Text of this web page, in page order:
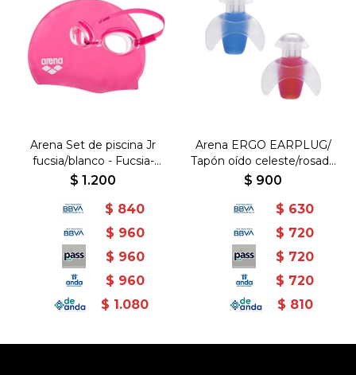
Arena Set de piscina Jr
fucsia/blanco - Fucsia-
Blanco
$ 1.200
$ 840
$ 960
$ 960
$ 960
$ 1.080
Arena ERGO EARPLUG/
Tapón oído celeste/rosado
- Celeste-Rosado
$ 900
$ 630
$ 720
$ 720
$ 720
$ 810